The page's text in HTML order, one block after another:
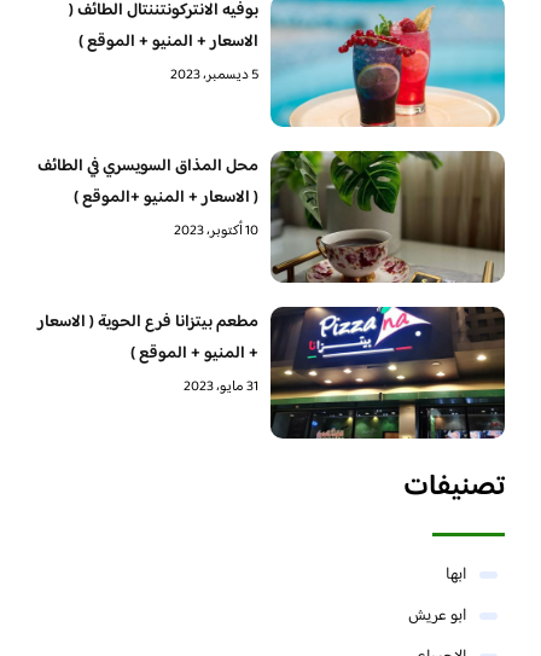
بوفيه الانتركونتننتال الطائف (
الاسعار + المنيو + الموقع )
5 ديسمبر، 2023
محل المذاق السويسري في الطائف
( الاسعار + المنيو +الموقع )
10 أكتوبر، 2023
مطعم بيتزانا فرع الحوية ( الاسعار
+ المنيو + الموقع )
31 مايو، 2023
تصنيفات
ابها
ابو عريش